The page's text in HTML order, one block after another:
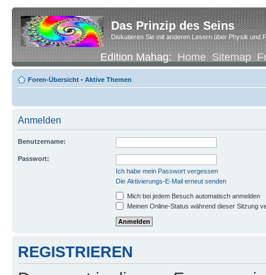
Das Prinzip des Seins
Diskutieren Sie mit anderen Lesern über Physik und
Edition Mahag:Home Sitemap
Foren-Übersicht • Aktive Themen
Anmelden
Benutzername:
Passwort:
Ich habe mein Passwort vergessen
Die Aktivierungs-E-Mail erneut senden
Mich bei jedem Besuch automatisch anmelden
Meinen Online-Status während dieser Sitzung
REGISTRIEREN